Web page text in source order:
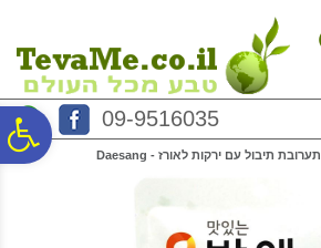
נגישות
המרכזי
09-9516035
תערובת תיבול עם ירקות לאורז - Daesang